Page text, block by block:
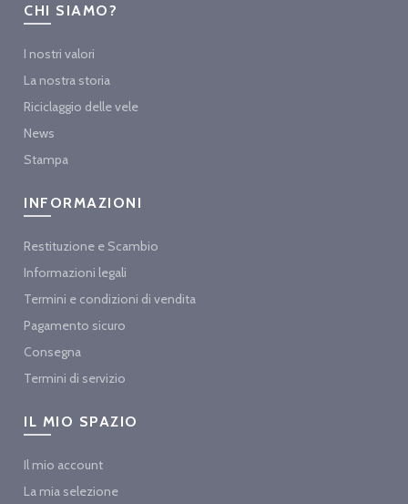
CHI SIAMO?
I nostri valori
La nostra storia
Riciclaggio delle vele
News
Stampa
INFORMAZIONI
Restituzione e Scambio
Informazioni legali
Termini e condizioni di vendita
Pagamento sicuro
Consegna
Termini di servizio
IL MIO SPAZIO
Il mio account
La mia selezione